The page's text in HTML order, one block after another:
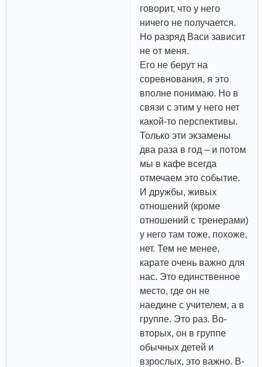
говорит, что у него
ничего не получается.
Но разряд Васи зависит
не от меня.
Его не берут на
соревнования, я это
вполне понимаю. Но в
связи с этим у него нет
какой-то перспективы.
Только эти экзамены
два раза в год – и потом
мы в кафе всегда
отмечаем это событие.
И дружбы, живых
отношений (кроме
отношений с тренерами)
у него там тоже, похоже,
нет. Тем не менее,
карате очень важно для
нас. Это единственное
место, где он не
наедине с учителем, а в
группе. Это раз. Во-
вторых, он в группе
обычных детей и
взрослых, это важно. В-